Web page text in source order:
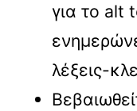
για το alt
λέξεις-